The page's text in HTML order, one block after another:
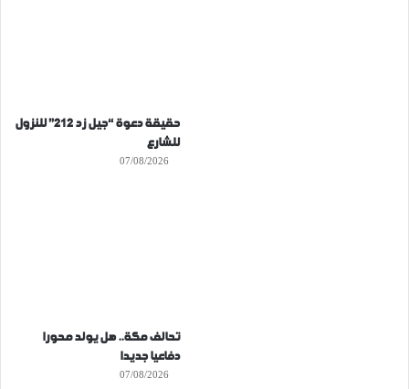
حقيقة دعوة “جيل زد 212” للنزول
للشارع
07/08/2026
تحالف مكة.. هل يولد محورا
دفاعيا جديدا
07/08/2026